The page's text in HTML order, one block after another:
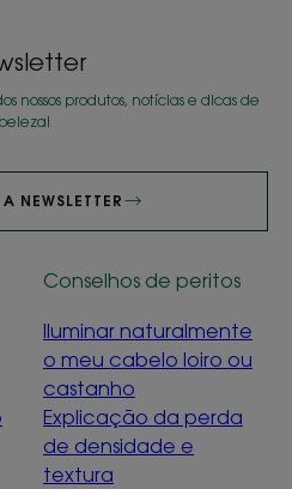
nossos produtos, notícias e dicas de
beleza!
NEWSLETTER
Conselhos de peritos
Iluminar naturalmente
o meu cabelo loiro ou
castanho
Explicação da perda
de densidade e
textura